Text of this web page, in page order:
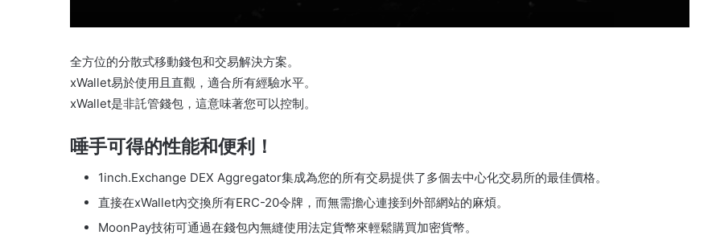
全方位的分散式移動錢包和交易解決方案。
xWallet易於使用且直觀，適合所有經驗水平。
xWallet是非託管錢包，這意味著您可以控制。
唾手可得的性能和便利！
1inch.Exchange DEX Aggregator集成為您的所有交易提供了多個去中心化交易所的最佳價格。
直接在xWallet內交換所有ERC-20令牌，而無需擔心連接到外部網站的麻煩。
MoonPay技術可通過在錢包內無縫使用法定貨幣來輕鬆購買加密貨幣。